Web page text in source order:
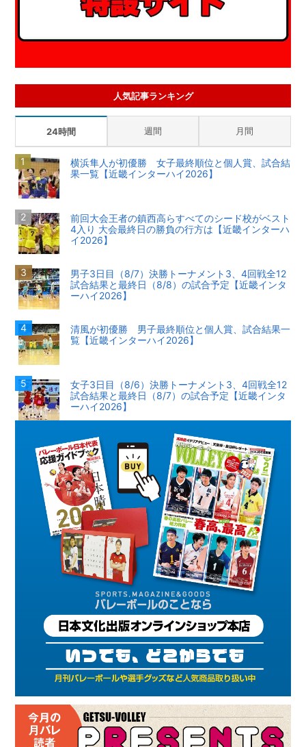
人気記事ランキング
24時間 週間 月間
横浜隼人が初優勝 女子最終順位と個人賞、試合結
果一覧【近畿インターハイ2026】
前回大会王者の鎮西高らすべてのシード校がベスト
4入り 大会最終日の勝負の行方は【近畿インターハ
イ2026】
男子3日目（8/7）決勝トーナメント3、4回戦全12
試合結果と最終日（8/8）の試合予定【近畿インタ
ーハイ2026】
清風が初優勝 男子最終順位と個人賞、試合結果一
覧【近畿インターハイ2026】
女子3日目（8/6）決勝トーナメント3、4回戦全12
試合結果と最終日（8/7）の試合予定【近畿インタ
ーハイ2026】